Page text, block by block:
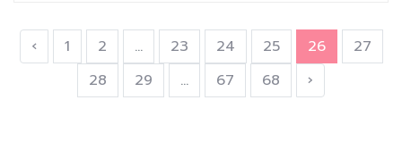
‹ 1 2 ... 23 24 25 26
27
28
29 ... 67 68 ›